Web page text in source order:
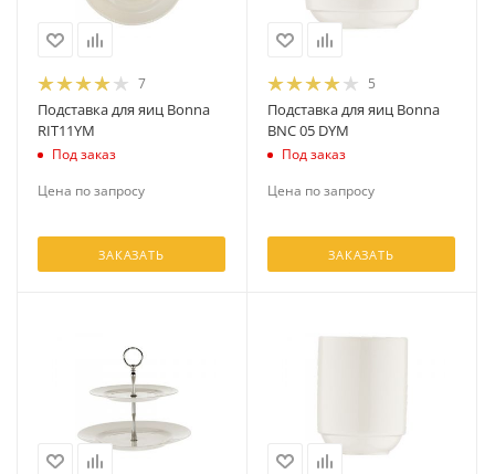
7
Подставка для яиц Bonna
RIT11YM
Под заказ
Цена по запросу
ЗАКАЗАТЬ
5
Подставка для яиц Bonna
BNC 05 DYM
Под заказ
Цена по запросу
ЗАКАЗАТЬ